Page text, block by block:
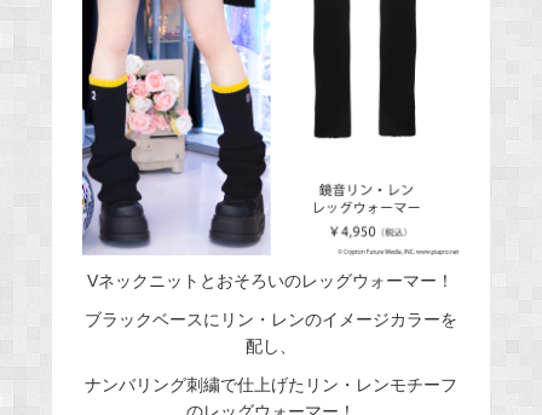
Vネックニットとおそろいのレッグウォーマー！
ブラックベースにリン・レンのイメージカラーを
配し、
ナンバリング刺繍で仕上げたリン・レンモチーフ